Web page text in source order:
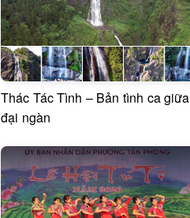
Thác Tác Tình – Bản tình ca giữa
đại ngàn